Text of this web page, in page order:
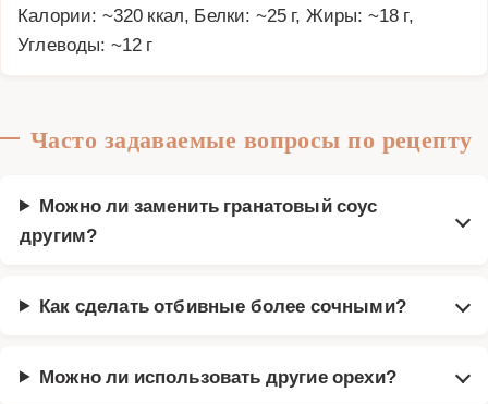
Калории: ~320 ккал, Белки: ~25 г, Жиры: ~18 г,
Углеводы: ~12 г
Часто задаваемые вопросы по рецепту
Можно ли заменить гранатовый соус
другим?
Как сделать отбивные более сочными?
Можно ли использовать другие орехи?